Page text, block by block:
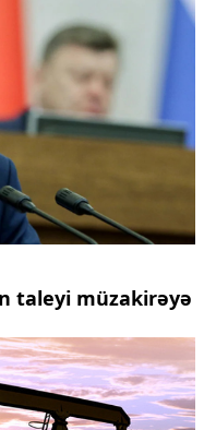
taleyi müzakirəyə